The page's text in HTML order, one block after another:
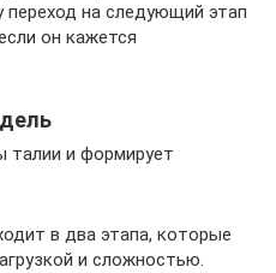
переход на следующий этап
он кажется
и формирует
в два этапа, которые
и сложностью.